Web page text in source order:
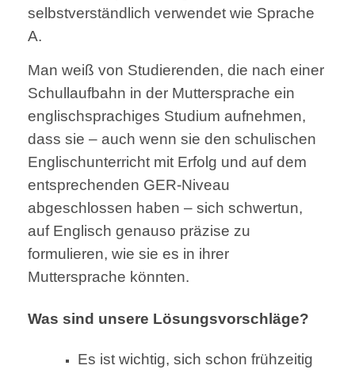
selbstverständlich verwendet wie Sprache
A.
Man weiß von Studierenden, die nach einer
Schullaufbahn in der Muttersprache ein
englischsprachiges Studium aufnehmen,
dass sie – auch wenn sie den schulischen
Englischunterricht mit Erfolg und auf dem
entsprechenden GER-Niveau
abgeschlossen haben – sich schwertun,
auf Englisch genauso präzise zu
formulieren, wie sie es in ihrer
Muttersprache könnten.
Was sind unsere Lösungsvorschläge?
Es ist wichtig, sich schon frühzeitig